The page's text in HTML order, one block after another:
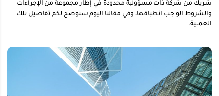
شريك من شركة ذات مسؤولية محدودة في إطار مجموعة من الإجراءات
والشروط الواجب انطباقها، وفي مقالنا اليوم سنوضح لكم تفاصيل تلك
العملية.